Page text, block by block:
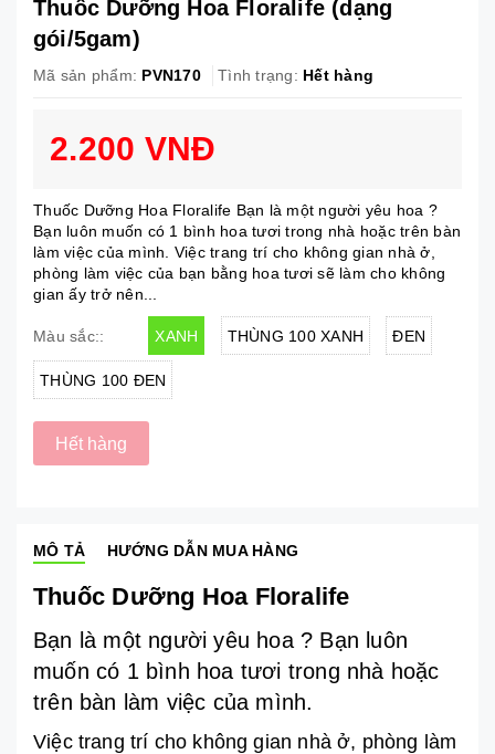
Thuốc Dưỡng Hoa Floralife (dạng
gói/5gam)
Mã sản phẩm: PVN170 Tình trạng: Hết hàng
2.200 VNĐ
Thuốc Dưỡng Hoa Floralife Bạn là một người yêu hoa ?
Bạn luôn muốn có 1 bình hoa tươi trong nhà hoặc trên bàn
làm việc của mình. Việc trang trí cho không gian nhà ở,
phòng làm việc của bạn bằng hoa tươi sẽ làm cho không
gian ấy trở nên...
Màu sắc:: XANH THÙNG 100 XANH ĐEN
THÙNG 100 ĐEN
Hết hàng
MÔ TẢ HƯỚNG DẪN MUA HÀNG
Thuốc Dưỡng Hoa Floralife
Bạn là một người yêu hoa ? Bạn luôn
muốn có 1 bình hoa tươi trong nhà hoặc
trên bàn làm việc của mình.
Việc trang trí cho không gian nhà ở, phòng làm